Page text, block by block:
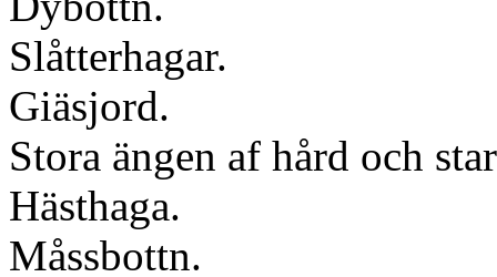
Slåtterhagar.
Giäsjord.
Stora ängen af hård och
Hästhaga.
Måssbottn.